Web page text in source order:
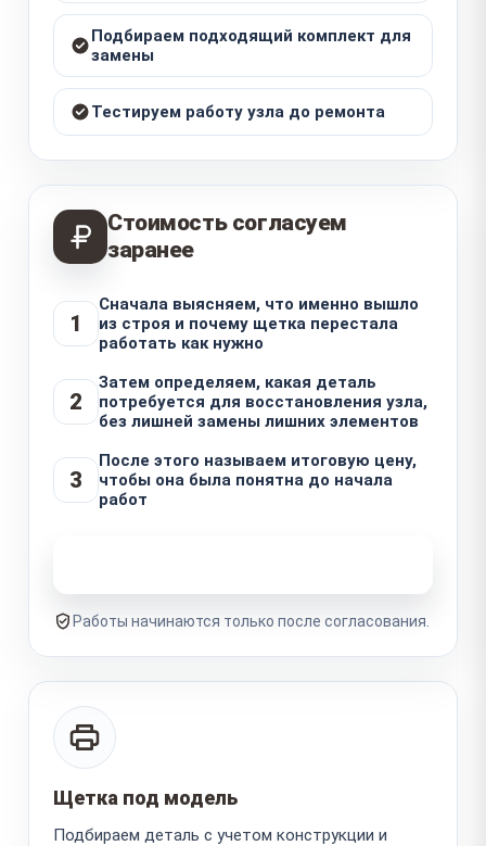
Подбираем подходящий комплект для
замены
Тестируем работу узла до ремонта
Стоимость согласуем
заранее
1
Сначала выясняем, что именно вышло
из строя и почему щетка перестала
работать как нужно
2
Затем определяем, какая деталь
потребуется для восстановления узла,
без лишней замены лишних элементов
3
После этого называем итоговую цену,
чтобы она была понятна до начала
работ
Работы начинаются только после согласования.
Щетка под модель
Подбираем деталь с учетом конструкции и